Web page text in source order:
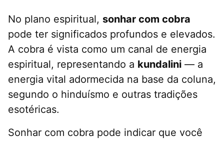
No plano espiritual, sonhar com cobra
pode ter significados profundos e elevados.
A cobra é vista como um canal de energia
espiritual, representando a kundalini — a
energia vital adormecida na base da coluna,
segundo o hinduísmo e outras tradições
esotéricas.
Sonhar com cobra pode indicar que você